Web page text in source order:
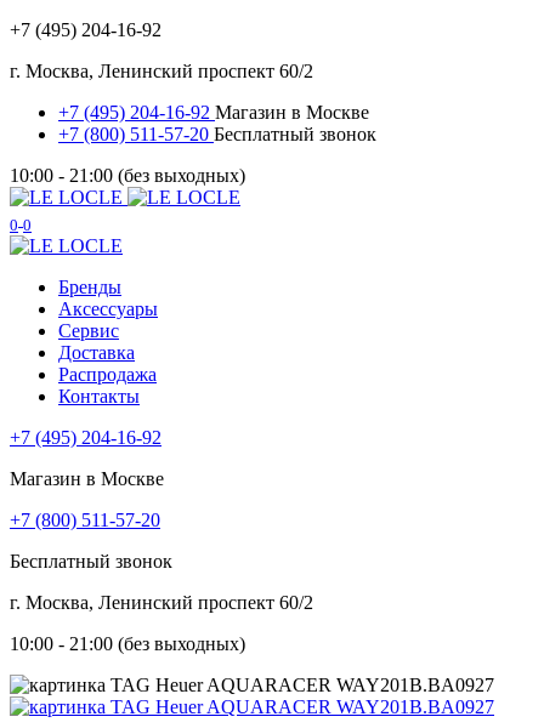
+7 (495) 204-16-92
г. Москва, Ленинский проспект 60/2
+7 (495) 204-16-92 Магазин в Москве
+7 (800) 511-57-20 Бесплатный звонок
10:00 - 21:00 (без выходных)
0 0
Бренды
Аксессуары
Сервис
Доставка
Распродажа
Контакты
+7 (495) 204-16-92
Магазин в Москве
+7 (800) 511-57-20
Бесплатный звонок
г. Москва, Ленинский проспект 60/2
10:00 - 21:00 (без выходных)